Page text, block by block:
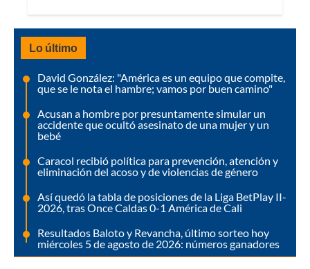
Lo último
David González: "América es un equipo que compite,
que se le nota el hambre; vamos por buen camino"
Acusan a hombre por presuntamente simular un
accidente que ocultó asesinato de una mujer y un
bebé
Caracol recibió política para prevención, atención y
eliminación del acoso y de violencias de género
Así quedó la tabla de posiciones de la Liga BetPlay II-
2026, tras Once Caldas 0-1 América de Cali
Resultados Baloto y Revancha, último sorteo hoy
miércoles 5 de agosto de 2026: números ganadores